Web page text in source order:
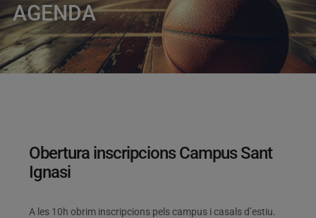
AGENDA
Obertura inscripcions Campus Sant
Ignasi
A les 10h obrim inscripcions pels campus i casals d’estiu.